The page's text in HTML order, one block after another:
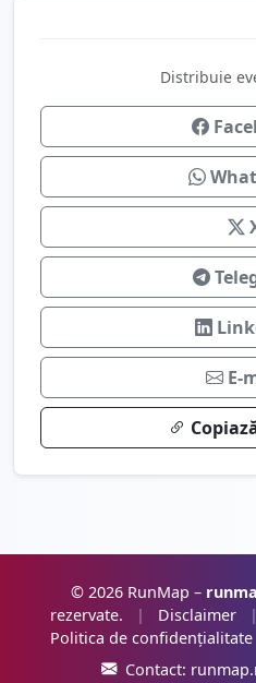
Distribuie
E-
© 2026 RunMap –
rezervate.
| Disclaimer |
Politica de confidențialitate
Contact: